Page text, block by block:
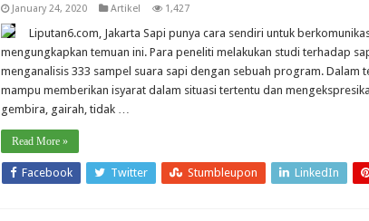
January 24, 2020 Artikel 1,427
Liputan6.com, Jakarta Sapi punya cara sendiri untuk
mengungkapkan temuan ini. Para peneliti melakukan studi terhadap
menganalisis 333 sampel suara sapi dengan sebuah program. Dalam
mampu memberikan isyarat dalam situasi tertentu dan
gembira, gairah, tidak …
Read More »
Facebook Twitter Stumbleupon LinkedIn